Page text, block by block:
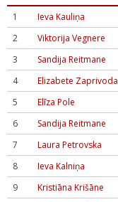
1 Ieva Kauliņa
2
Viktorija Vegnere
3
Sandija Reitmane
4
Elizabete Zaprivoda
5
Elīza Pole
6
Sandija Reitmane
7
Laura Petrovska
8
Ieva Kalniņa
9
Kristiāna Krišāne